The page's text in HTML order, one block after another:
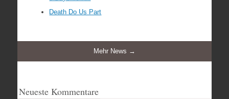
Death Do Us Part
Mehr News →
Neueste Kommentare